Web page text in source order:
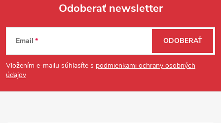
Zápätie
Odoberať newsletter
Email
Vložením e-mailu súhlasíte s podmienkami ochrany osobných
údajov
ODOBERAŤ